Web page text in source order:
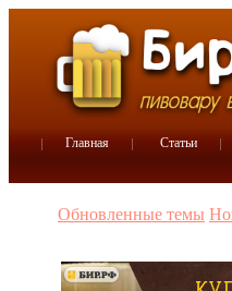
Главная Статьи
Обновленные темы